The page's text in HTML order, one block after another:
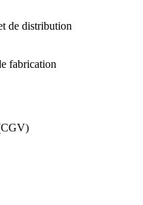
de distribution
fabrication